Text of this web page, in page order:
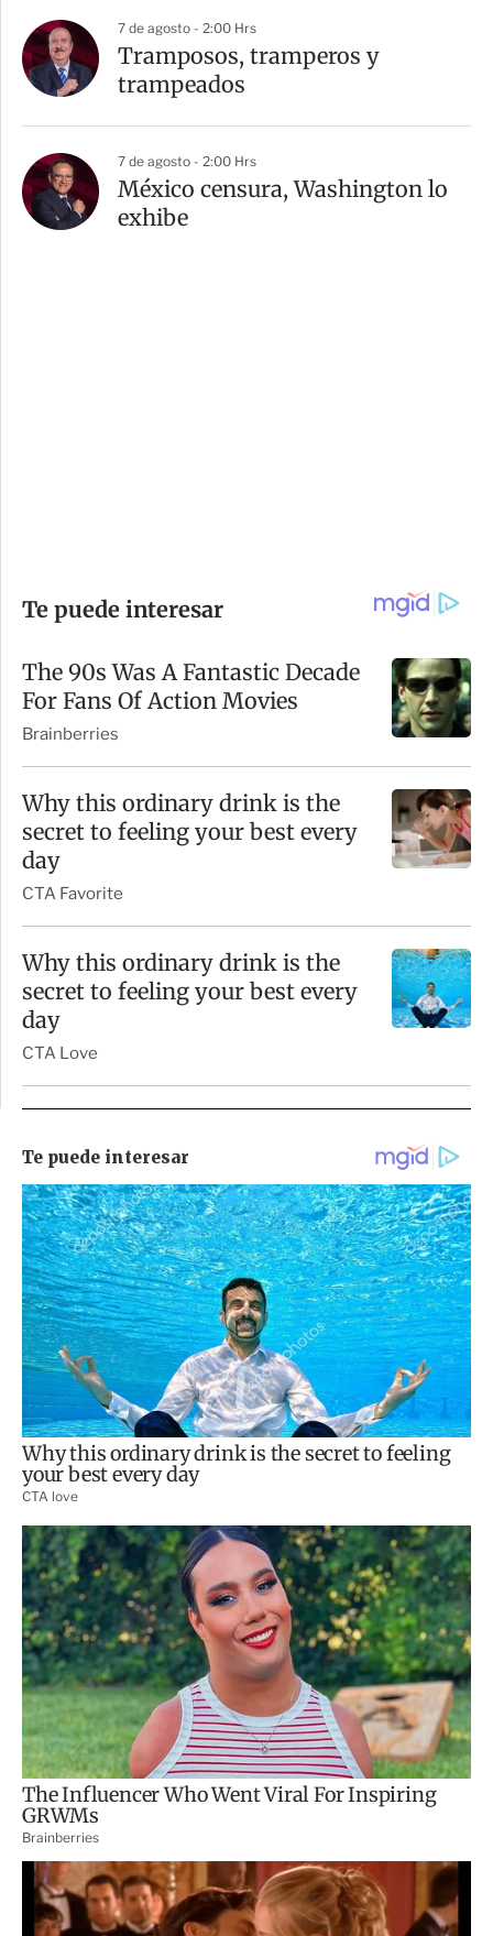
7 de agosto - 2:00 Hrs
Tramposos, tramperos y
trampeados
7 de agosto - 2:00 Hrs
México censura, Washington lo
exhibe